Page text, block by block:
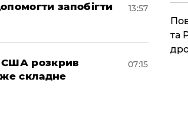
запобігти
13:57
США розкрив
складне
07:15
та